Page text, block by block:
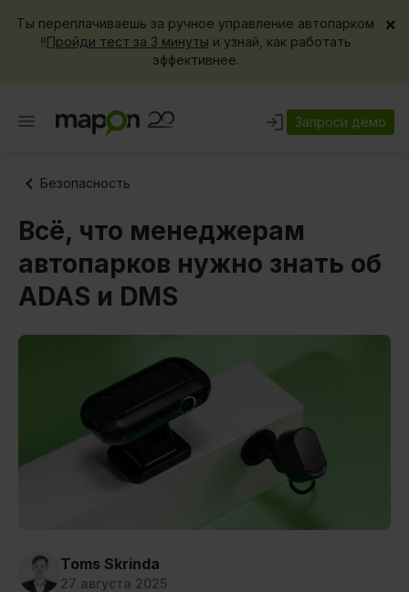
Ты переплачиваешь за ручное управление автопарком
‼️Пройди тест за 3 минуты и узнай, как работать
эффективнее.
×
Запроси демо
Безопасность
Всё, что менеджерам
автопарков нужно знать об
ADAS и DMS
Toms Skrinda
27 августа 2025